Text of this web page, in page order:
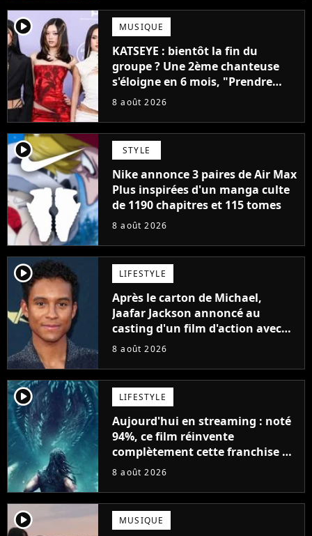
player2 MUSIQUE
KATSEYE : bientôt la fin du
groupe ? Une 2ème chanteuse
s'éloigne en 6 mois, "Prendre
cette décision n’a pas été facile"
8 août 2026
player2 STYLE
Nike annonce 3 paires de Air Max
Plus inspirées d'un manga culte
de 1190 chapitres et 115 tomes
8 août 2026
player2 LIFESTYLE
Après le carton de Michael,
Jaafar Jackson annoncé au
casting d'un film d'action avec
Will Smith
8 août 2026
player2 LIFESTYLE
Aujourd'hui en streaming : noté
94%, ce film réinvente
complètement cette franchise de
science-fiction vieille de 40 ans
8 août 2026
player2 MUSIQUE